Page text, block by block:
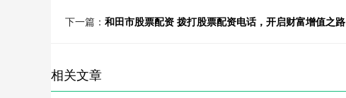
下一篇： 和田市股票配资 拨打股票配资电话，开启财富增值之路
相关文章